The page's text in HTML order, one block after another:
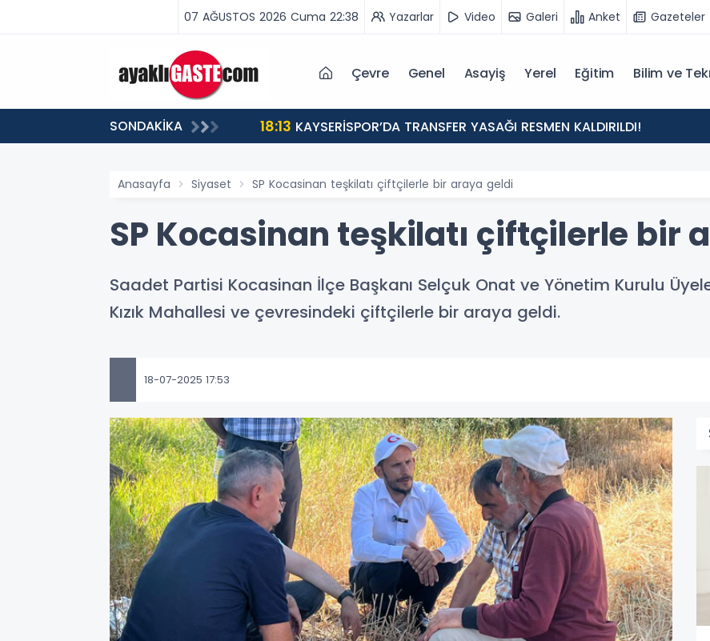
07 AĞUSTOS 2026 Cuma 22:38 Yazarlar Video Galeri Anket Gazeteler
Çevre Genel Asayiş Yerel Eğitim Bilim ve
SONDAKİKA
VAR, MÜCADELE VAR!” 18:13 KAYSERİSPOR’DA TRANSFER YASAĞI RESMEN KALDIRILDI!
Anasayfa Siyaset SP Kocasinan teşkilatı çiftçilerle bir araya geldi
SP Kocasinan teşkilatı çiftçilerle bir
Saadet Partisi Kocasinan İlçe Başkanı Selçuk Onat ve Yönetim Kurulu
Kızık Mahallesi ve çevresindeki çiftçilerle bir araya geldi.
18-07-2025 17:53